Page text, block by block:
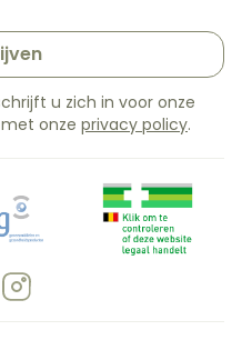
u zich in voor onze
onze privacy policy.